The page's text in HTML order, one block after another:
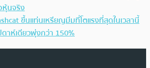
นจริง
ขึ้นแท่นเหรียญมีมที่โตแรงที่สุดในเวลานี้
าห์เดียวพุ่งกว่า 150%